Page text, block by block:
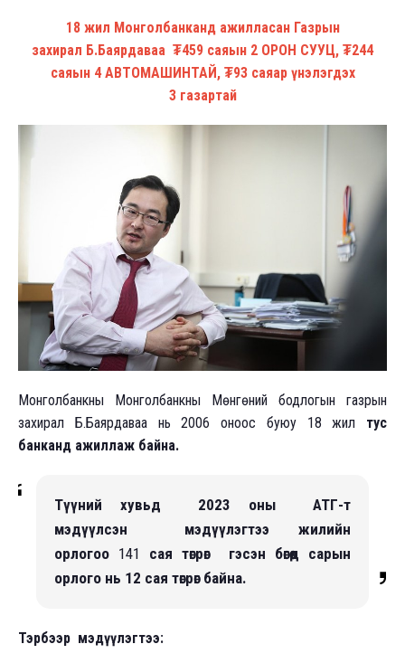
18 жил Монголбанканд ажилласан Газрын
захирал Б.Баярдаваа ₮459 саяын 2 ОРОН СУУЦ, ₮244
саяын 4 АВТОМАШИНТАЙ, ₮93 саяар үнэлэгдэх
3 газартай
Монголбанкны Монголбанкны Мөнгөний бодлогын газрын
захирал Б.Баярдаваа нь 2006 оноос буюу 18 жил тус
банканд ажиллаж байна.
Түүний хувьд 2023 оны АТГ-т
мэдүүлсэн мэдүүлэгтээ жилийн
орлогоо 141
сая төгрөг гэсэн бөгөөд сарын
орлого нь 12 сая төгрөг байна.
Тэрбээр мэдүүлэгтээ: